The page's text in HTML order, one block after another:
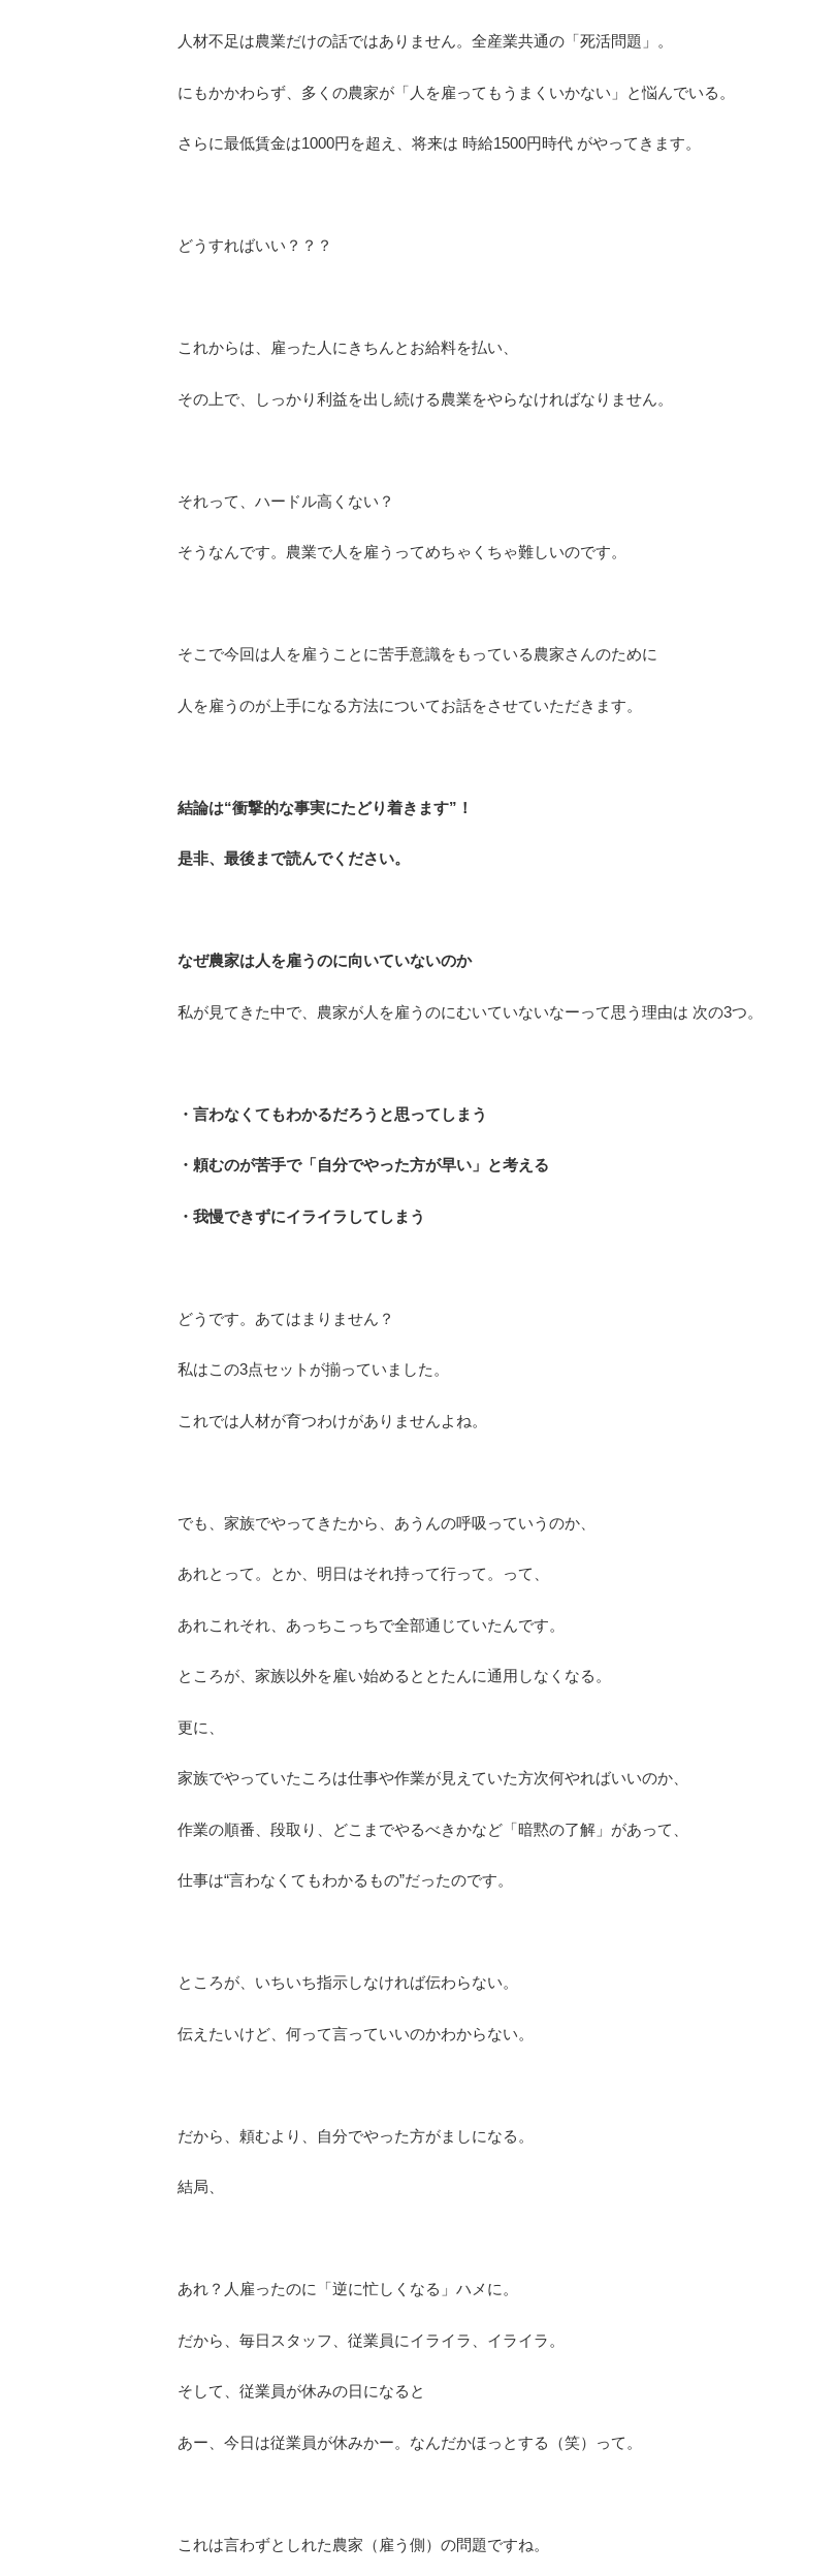
人材不足は農業だけの話ではありません。全産業共通の「死活問題」。
にもかかわらず、多くの農家が「人を雇ってもうまくいかない」と悩んでいる。
さらに最低賃金は1000円を超え、将来は 時給1500円時代 がやってきます。
どうすればいい？？？
これからは、雇った人にきちんとお給料を払い、
その上で、しっかり利益を出し続ける農業をやらなければなりません。
それって、ハードル高くない？
そうなんです。農業で人を雇うってめちゃくちゃ難しいのです。
そこで今回は人を雇うことに苦手意識をもっている農家さんのために
人を雇うのが上手になる方法についてお話をさせていただきます。
結論は“衝撃的な事実にたどり着きます”！
是非、最後まで読んでください。
なぜ農家は人を雇うのに向いていないのか
私が見てきた中で、農家が人を雇うのにむいていないなーって思う理由は 次の3つ。
・言わなくてもわかるだろうと思ってしまう
・頼むのが苦手で「自分でやった方が早い」と考える
・我慢できずにイライラしてしまう
どうです。あてはまりません？
私はこの3点セットが揃っていました。
これでは人材が育つわけがありませんよね。
でも、家族でやってきたから、あうんの呼吸っていうのか、
あれとって。とか、明日はそれ持って行って。って、
あれこれそれ、あっちこっちで全部通じていたんです。
ところが、家族以外を雇い始めるととたんに通用しなくなる。
更に、
家族でやっていたころは仕事や作業が見えていた方次何やればいいのか、
作業の順番、段取り、どこまでやるべきかなど「暗黙の了解」があって、
仕事は“言わなくてもわかるもの”だったのです。
ところが、いちいち指示しなければ伝わらない。
伝えたいけど、何って言っていいのかわからない。
だから、頼むより、自分でやった方がましになる。
結局、
あれ？人雇ったのに「逆に忙しくなる」ハメに。
だから、毎日スタッフ、従業員にイライラ、イライラ。
そして、従業員が休みの日になると
あー、今日は従業員が休みかー。なんだかほっとする（笑）って。
これは言わずとしれた農家（雇う側）の問題ですね。